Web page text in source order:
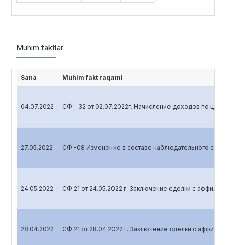
Muhim faktlar
Sana Muhim fakt raqami
04.07.2022 СФ - 32 от 02.07.2022г. Начисление доходов по
27.05.2022 СФ -08 Изменение в составе наблюдательного
24.05.2022 СФ 21 от 24.05.2022 г. Заключение сделки с
28.04.2022 СФ 21 от 28.04.2022 г. Заключение сделки с